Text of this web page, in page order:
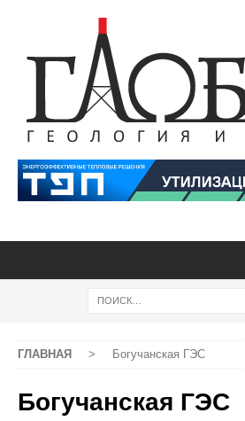
ГЛАВНАЯ > Богучанская ГЭС
Богучанская ГЭС